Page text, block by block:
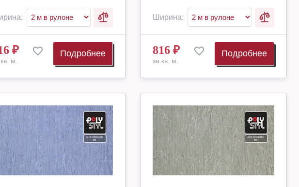
₽
м.
Подробнее
Ширина:
816 ₽
за кв. м.
Подробнее